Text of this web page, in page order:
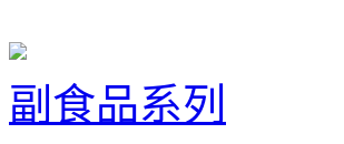
副食品系列